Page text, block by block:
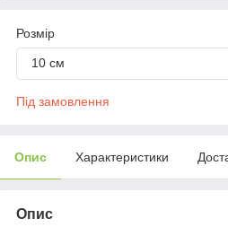
Розмір
10 см
Під замовлення
Опис Характеристики
Опис